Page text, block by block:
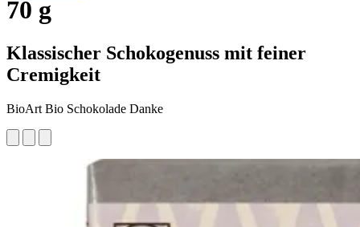
70 g
Klassischer Schokogenuss mit feiner
Cremigkeit
BioArt Bio Schokolade Danke